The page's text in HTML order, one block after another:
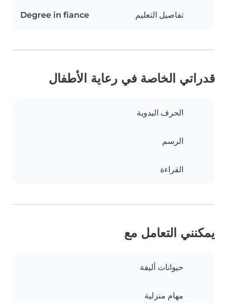
تفاصيل التعليم Degree in fiance
قدراتي الخاصة في رعاية الأطفال
الحرف اليدوية
الرسم
القراءة
يمكنني التعامل مع
حيوانات أليفة
مهام منزلية